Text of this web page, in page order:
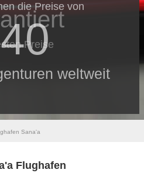
die Preise von
weltweit
Preise
Sana'a
Flughafen